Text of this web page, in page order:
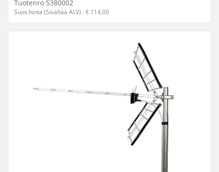
Tuotenro 5380002
Suos.hinta (Sisältää ALV) : € 114,00